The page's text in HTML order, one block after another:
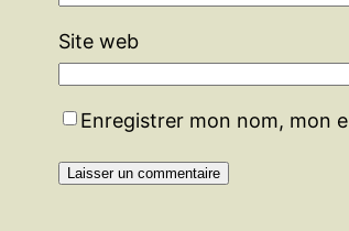
Site web
Enregistrer mon nom, mon